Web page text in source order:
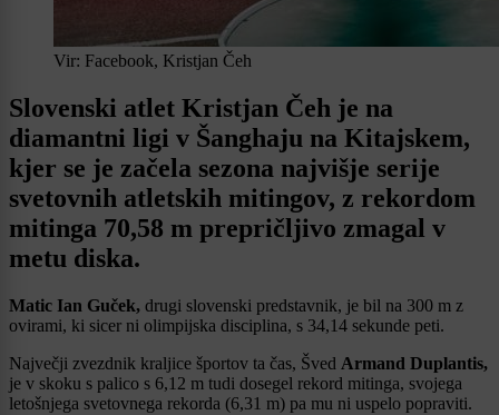
Vir: Facebook, Kristjan Čeh
Slovenski atlet Kristjan Čeh je na
diamantni ligi v Šanghaju na Kitajskem,
kjer se je začela sezona najvišje serije
svetovnih atletskih mitingov, z rekordom
mitinga 70,58 m prepričljivo zmagal v
metu diska.
Matic Ian Guček, drugi slovenski predstavnik, je bil na 300 m z
ovirami, ki sicer ni olimpijska disciplina, s 34,14 sekunde peti.
Največji zvezdnik kraljice športov ta čas, Šved Armand Duplantis,
je v skoku s palico s 6,12 m tudi dosegel rekord mitinga, svojega
letošnjega svetovnega rekorda (6,31 m) pa mu ni uspelo popraviti.